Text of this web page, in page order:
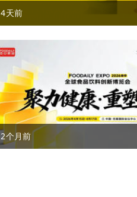
4天前
2个月前